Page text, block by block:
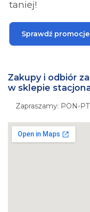
taniej!
Sprawdź promocje
Zakupy i odbiór
w sklepie
Zapraszamy: PON-